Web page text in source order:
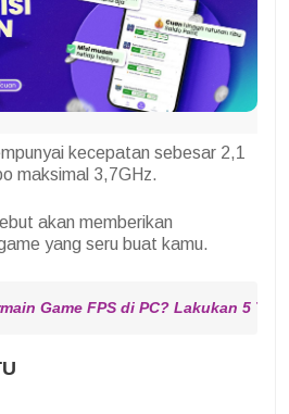
kecepatan sebesar 2,1
maksimal 3,7GHz.
akan memberikan
yang seru buat kamu.
Game FPS di PC? Lakukan 5